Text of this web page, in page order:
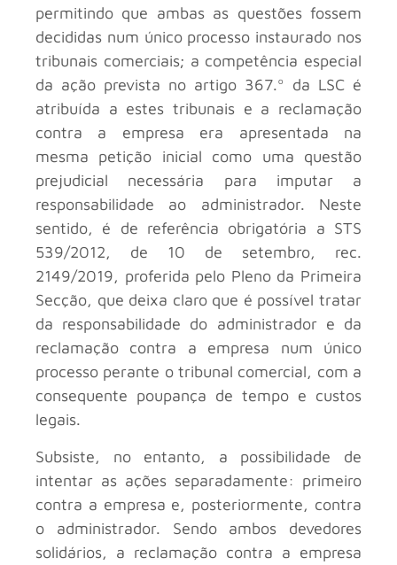
permitindo que ambas as questões fossem
decididas num único processo instaurado nos
tribunais comerciais; a competência especial
da ação prevista no artigo 367.º da LSC é
atribuída a estes tribunais e a reclamação
contra a empresa era apresentada na
mesma petição inicial como uma questão
prejudicial necessária para imputar a
responsabilidade ao administrador. Neste
sentido, é de referência obrigatória a STS
539/2012, de 10 de setembro, rec.
2149/2019, proferida pelo Pleno da Primeira
Secção, que deixa claro que é possível tratar
da responsabilidade do administrador e da
reclamação contra a empresa num único
processo perante o tribunal comercial, com a
consequente poupança de tempo e custos
legais.
Subsiste, no entanto, a possibilidade de
intentar as ações separadamente: primeiro
contra a empresa e, posteriormente, contra
o administrador. Sendo ambos devedores
solidários, a reclamação contra a empresa